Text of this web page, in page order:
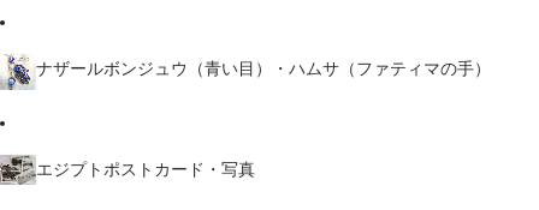
ナザールボンジュウ（青い目）・ハムサ（ファティマの手）
エジプトポストカード・写真